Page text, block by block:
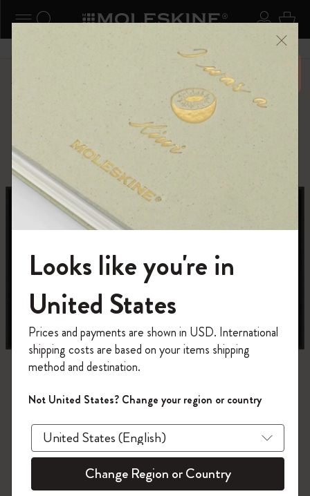
ナビゲーションの切替 ログ
検索 (キーワードなど) カ
6,500円以上のご購入で送料無料 メニ
ーを閉じる
ショップ
カントリー・テーマ・ピンズ・コレクション
zoom.cta
モレスキンの世界へようこそ
「WELCOME10」を入力すると、初回注
文が10%オフ＋送料無料になります。セ
ール・アウトレット品は適用外。
Moleskineアカウントを作成して限定オフ
ァーや会員特典、さらに多くのインスピ
レーションを手に入れましょう。
今すぐ会員登録 !
Looks like you're in
United States
Prices and payments are shown in USD. International
shipping costs are based on your items shipping
method and destination.
Not United States? Change your region or country
Change Region or Country